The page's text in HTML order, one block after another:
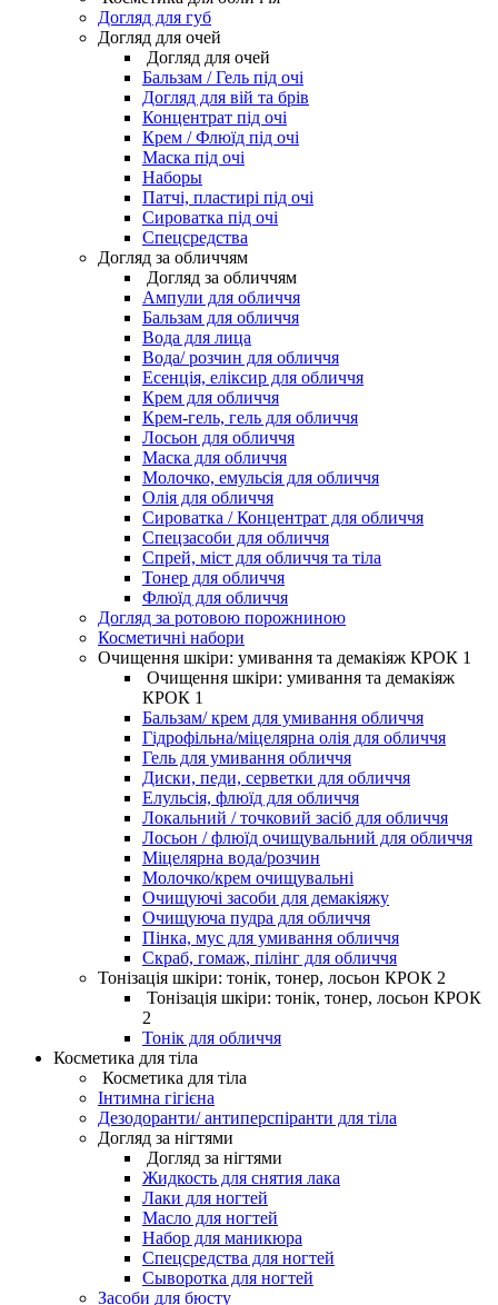
Догляд для губ
Догляд для очей
Догляд для очей
Бальзам / Гель під очі
Догляд для вій та брів
Концентрат під очі
Крем / Флюїд під очі
Маска під очі
Наборы
Патчі, пластирі під очі
Сироватка під очі
Спецсредства
Догляд за обличчям
Догляд за обличчям
Ампули для обличчя
Бальзам для обличчя
Вода для лица
Вода/ розчин для обличчя
Есенція, еліксир для обличчя
Крем для обличчя
Крем-гель, гель для обличчя
Лосьон для обличчя
Маска для обличчя
Молочко, емульсія для обличчя
Олія для обличчя
Сироватка / Концентрат для обличчя
Спецзасоби для обличчя
Спрей, міст для обличчя та тіла
Тонер для обличчя
Флюїд для обличчя
Догляд за ротовою порожниною
Косметичні набори
Очищення шкіри: умивання та демакіяж КРОК 1
Очищення шкіри: умивання та демакіяж
КРОК 1
Бальзам/ крем для умивання обличчя
Гідрофільна/міцелярна олія для обличчя
Гель для умивання обличчя
Диски, педи, серветки для обличчя
Елульсія, флюїд для обличчя
Локальний / точковий засіб для обличчя
Лосьон / флюїд очищувальний для обличчя
Міцелярна вода/розчин
Молочко/крем очищувальні
Очищуючі засоби для демакіяжу
Очищуюча пудра для обличчя
Пінка, мус для умивання обличчя
Скраб, гомаж, пілінг для обличчя
Тонізація шкіри: тонік, тонер, лосьон КРОК 2
Тонізація шкіри: тонік, тонер, лосьон КРОК
2
Тонік для обличчя
Косметика для тіла
Косметика для тіла
Інтимна гігієна
Дезодоранти/ антиперспіранти для тіла
Догляд за нігтями
Догляд за нігтями
Жидкость для снятия лака
Лаки для ногтей
Масло для ногтей
Набор для маникюра
Спецсредства для ногтей
Сыворотка для ногтей
Засоби для бюсту